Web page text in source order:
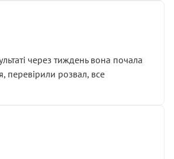
через тиждень вона почала
перевірили розвал, все